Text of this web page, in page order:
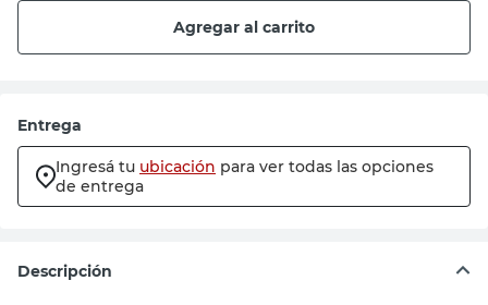
Agregar al carrito
Entrega
Ingresá tu ubicación para ver todas las opciones
de entrega
Descripción